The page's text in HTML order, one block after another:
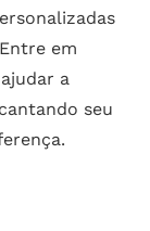
em
a
seu